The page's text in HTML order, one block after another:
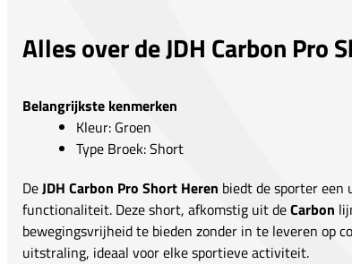
Alles over de JDH Carbon Pro
Belangrijkste kenmerken
Kleur: Groen
Type Broek: Short
DeJDH Carbon Pro Short Heren biedt de sporter
functionaliteit. Deze short, afkomstig uit deCarbon
bewegingsvrijheid te bieden zonder in te leveren op
uitstraling, ideaal voor elke sportieve activiteit.